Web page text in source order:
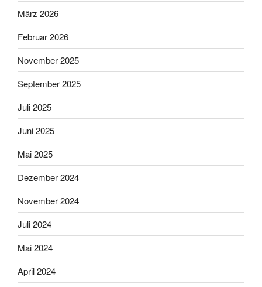
März 2026
Februar 2026
November 2025
September 2025
Juli 2025
Juni 2025
Mai 2025
Dezember 2024
November 2024
Juli 2024
Mai 2024
April 2024